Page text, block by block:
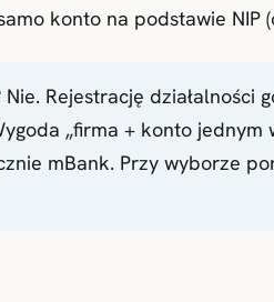
konto na podstawie
Nie. Rejestrację działalności
„firma + konto
mBank. Przy wyborze